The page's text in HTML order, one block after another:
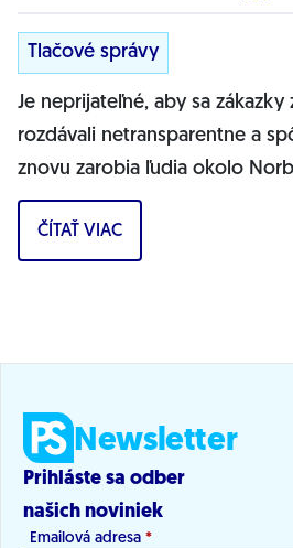
Tlačové správy
Je neprijateľné, aby sa
rozdávali netransparentne a
znovu zarobia ľudia okolo
povedal podpredseda
ČÍTAŤ VIAC
Newsletter
Prihláste sa odber
našich noviniek
Emailová adresa *